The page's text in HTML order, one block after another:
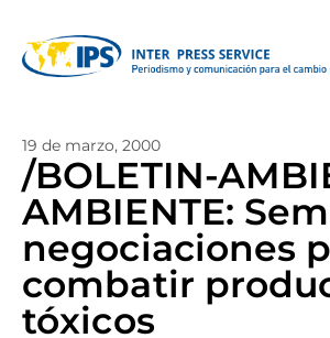
19 de marzo, 2000
/BOLETIN-
AMBIENTE:
negociaciones
combatir
tóxicos